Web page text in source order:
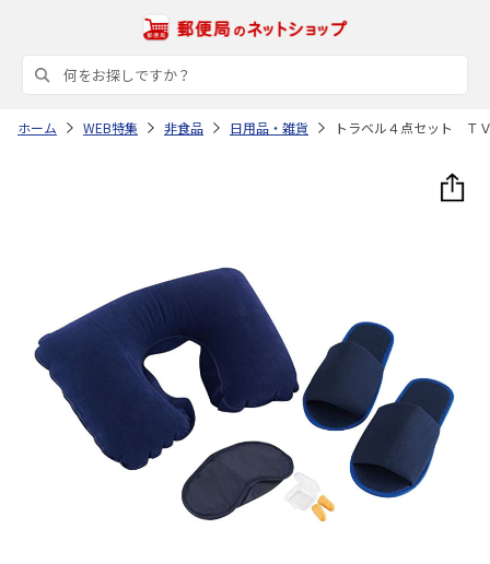
ホーム WEB特集 非食品 日用品・雑貨 トラベル４点セット Ｔ